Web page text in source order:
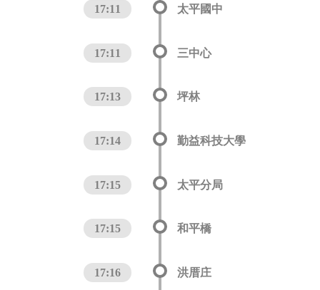
17:11 太平國中
17:11 三中心
17:13 坪林
17:14 勤益科技大學
17:15 太平分局
17:15 和平橋
17:16 洪厝庄